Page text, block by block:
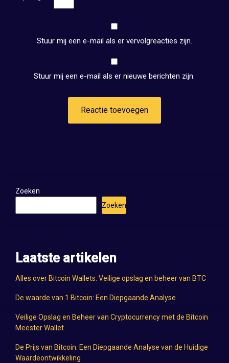
Stuur mij een e-mail als er vervolgreacties zijn.
Stuur mij een e-mail als er nieuwe berichten zijn.
Zoeken
Zoeken
Laatste artikelen
Alles over Bitcoin Wallets: Veilige opslag en beheer van BTC
De waarde van 1 Bitcoin: Een Diepgaande Analyse
Veilige Opslag en Beheer van Cryptocurrency met de Bitcoin
Meester Wallet
De Prijs van Bitcoin: Een Diepgaande Analyse van de Huidige
Waardeontwikkeling